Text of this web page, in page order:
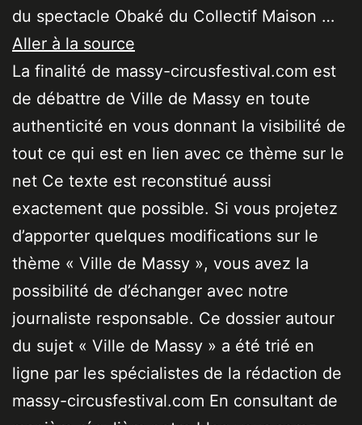
du spectacle Obaké du Collectif Maison …
Aller à la source
La finalité de massy-circusfestival.com est
de débattre de Ville de Massy en toute
authenticité en vous donnant la visibilité de
tout ce qui est en lien avec ce thème sur le
net Ce texte est reconstitué aussi
exactement que possible. Si vous projetez
d’apporter quelques modifications sur le
thème « Ville de Massy », vous avez la
possibilité de d’échanger avec notre
journaliste responsable. Ce dossier autour
du sujet « Ville de Massy » a été trié en
ligne par les spécialistes de la rédaction de
massy-circusfestival.com En consultant de